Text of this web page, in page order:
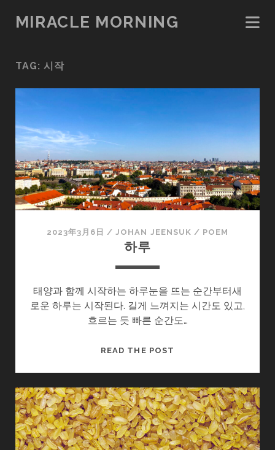
MIRACLE MORNING
TAG: 시작
2023年3月6日 /JOHAN JEENSUK / POEM
하루
태양과 함께 시작하는 하루눈을 뜨는 순간부터새
로운 하루는 시작된다. 길게 느껴지는 시간도 있고,
흐르는 듯 빠른 순간도…
READ THE POST